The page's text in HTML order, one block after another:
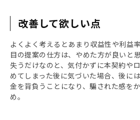
改善して欲しい点
よくよく考えるとあまり収益性や利益
目の提案の仕方は、やめた方が良いと
失うだけなのと、気付かずに本契約や
めてしまった後に気づいた場合、後に
金を背負うことになり、騙された感を
め。